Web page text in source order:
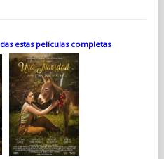
estas películas completas